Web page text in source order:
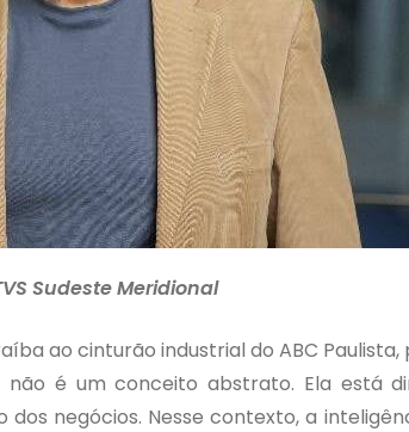
Sudeste Meridional
ao cinturão industrial do ABC
não é um conceito abstrato. Ela está
negócios. Nesse contexto, a